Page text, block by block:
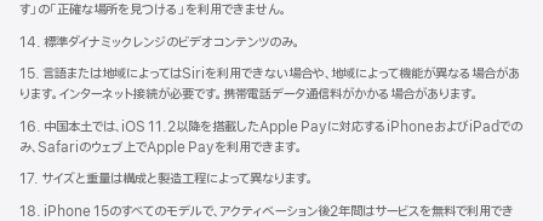
す」の「正確な場所を見つける」を利用できません。
14. 標準ダイナミックレンジのビデオコンテンツのみ。
15. 言語または地域によってはSiriを利用できない場合や、地域によって機能が異なる場合があ
ります。インターネット接続が必要です。携帯電話データ通信料がかかる場合があります。
16. 中国本土では、iOS 11.2以降を搭載したApple Payに対応するiPhoneおよびiPadでの
み、Safariのウェブ上でApple Payを利用できます。
17. サイズと重量は構成と製造工程によって異なります。
18. iPhone 15のすべてのモデルで、アクティベーション後2年間はサービスを無料で利用でき